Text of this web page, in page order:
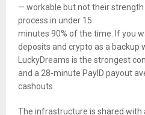
— workable but not their
process in under 15
minutes 90% of the time. If you
deposits and crypto as a backup
LuckyDreams is the strongest
and a 28-minute PayID payout
cashouts.
The infrastructure is shared with